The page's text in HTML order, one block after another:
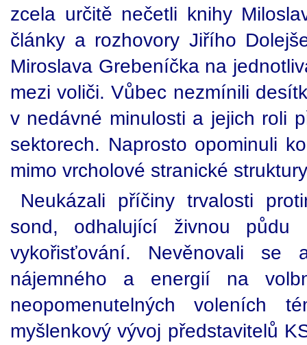
zcela určitě nečetli knihy
články a rozhovory Jiřího
Miroslava Grebeníčka na
mezi voliči. Vůbec nezmínili
v nedávné minulosti a jejich roli
sektorech. Naprosto opominuli
mimo vrcholové stranické
Neukázali příčiny trvalosti
sond, odhalující živnou půdu
vykořisťování. Nevěnovali se
nájemného a energií na
neopomenutelných voleních
myšlenkový vývoj představitelů